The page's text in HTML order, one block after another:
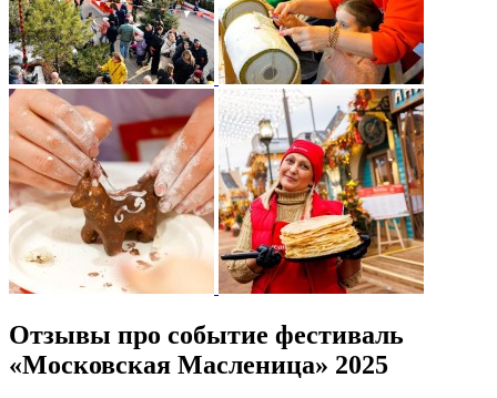
Отзывы про событие фестиваль
«Московская Масленица» 2025